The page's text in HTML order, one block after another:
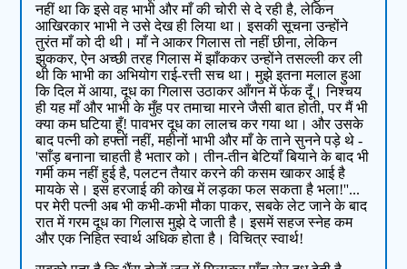
नहीं था कि इसे वह भाभी और माँ की चोरी से दे रही है, लेकिन
आखिरकार भाभी ने उसे देख ही लिया था। इसकी सूचना उन्होंने
तुरंत माँ को दी थी। माँ ने आकर गिलास तो नहीं छीना, लेकिन
झुककर, ऐन अच्छी तरह गिलास में झाँककर उन्होंने तसल्ली कर ली
थी कि भाभी का अभियोग राई-रत्ती सच था। मुझे इतना मलाल हुआ
कि दिल में आया, दूध का गिलास उठाकर आँगन में फेंक दूँ। निश्चय
ही यह माँ और भाभी के मुँह पर तमाचा मारने जैसी बात होती, पर मैं भी
क्या कम घटिया हूँ! पावभर दूध का लालच कर गया था। और उसके
बाद पत्नी को हफ्तों नहीं, महीनों भाभी और माँ के ताने सुनने पड़े थे -
'साँड़ बनाना चाहती है भतार को। तीन-तीन बेटियाँ बियाने के बाद भी
गर्मी कम नहीं हुई है, पलटन तैयार करने की कसम खाकर आई है
मायके से। इस हरजाई की कोख में लड़का फल सकता है भला!''...
पर मेरी पत्नी अब भी कभी-कभी मौका पाकर, सबके लेट जाने के बाद
रात में गरम दूध का गिलास मुझे दे जाती है। इसमें सहज स्नेह कम
और एक निहित स्वार्थ अधिक होता है। विचित्र स्वार्थ!